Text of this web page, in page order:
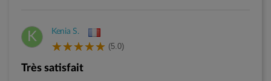
K Kenia S.
(5.0)
Très satisfait